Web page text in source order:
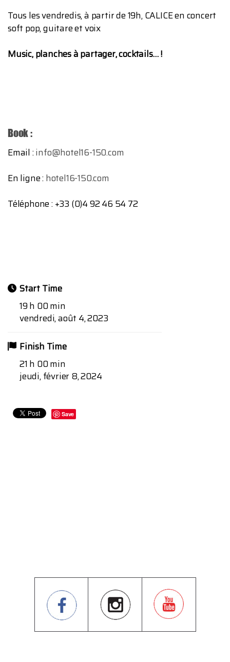
Tous les vendredis, à partir de 19h, CALICE en concert
soft pop, guitare et voix
Music, planches à partager, cocktails… !
Book :
Email :info@hotel16-150.com
En ligne :hotel16-150.com
Téléphone : +33 (0)4 92 46 54 72
Start Time
19 h 00 min
vendredi, août 4, 2023
Finish Time
21 h 00 min
jeudi, février 8, 2024
Save